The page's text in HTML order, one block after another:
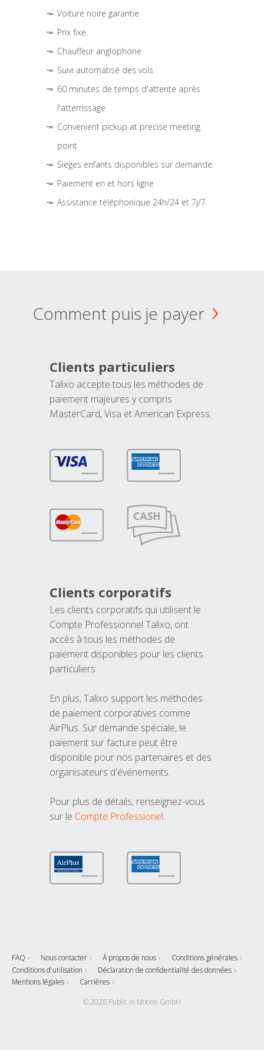
Voiture noire garantie
Prix fixe
Chauffeur anglophone
Suivi automatisé des vols
60 minutes de temps d'attente après
l'atterrissage
Convenient pickup at precise meeting
point
Sièges enfants disponibles sur demande.
Paiement en et hors ligne
Assistance téléphonique 24h/24 et 7j/7
Comment puis je payer
Clients particuliers
Talixo accepte tous les méthodes de
paiement majeures y compris
MasterCard, Visa et American Express.
Clients corporatifs
Les clients corporatifs qui utilisent le
Compte Professionnel Talixo, ont
accès à tous les méthodes de
paiement disponibles pour les clients
particuliers.
En plus, Talixo support les méthodes
de paiement corporatives comme
AirPlus. Sur demande spéciale, le
paiement sur facture peut être
disponible pour nos partenaires et des
organisateurs d'événements.
Pour plus de détails, renseignez-vous
sur le Compte Professionel.
FAQ Nous contacter À propos de nous
Conditions générales
Conditions d'utilisation
Déclaration de confidentialité des données
Mentions légales
Carrières
© 2026 Public in Motion GmbH